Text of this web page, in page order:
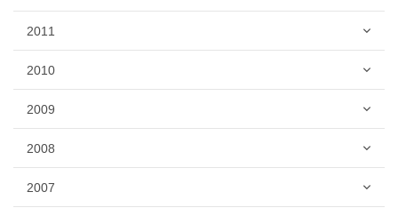
2011
2010
2009
2008
2007